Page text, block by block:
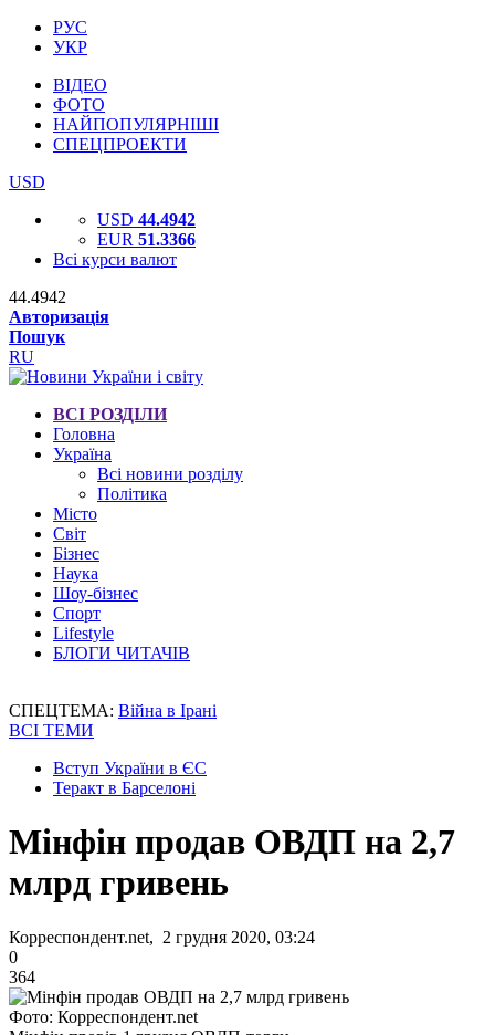
РУС
УКР
ВІДЕО
ФОТО
НАЙПОПУЛЯРНІШІ
СПЕЦПРОЕКТИ
USD
USD 44.4942
EUR 51.3366
Всі курси валют
44.4942
Авторизація
Пошук
RU
ВСІ РОЗДІЛИ
Головна
Україна
Всі новини розділу
Політика
Місто
Світ
Бізнес
Наука
Шоу-бізнес
Спорт
Lifestyle
БЛОГИ ЧИТАЧІВ
СПЕЦТЕМА: Війна в Ірані
ВСІ ТЕМИ
Вступ України в ЄС
Теракт в Барселоні
Мінфін продав ОВДП на 2,7
млрд гривень
Корреспондент.net, 2 грудня 2020, 03:24
0
364
Фото: Корреспондент.net